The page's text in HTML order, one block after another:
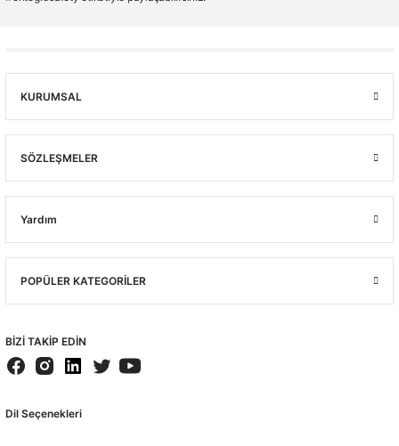
KURUMSAL
SÖZLEŞMELER
Yardım
POPÜLER KATEGORİLER
BİZİ TAKİP EDİN
Dil Seçenekleri